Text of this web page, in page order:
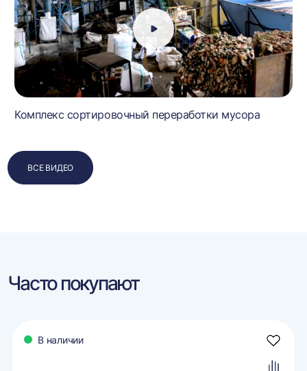
Комплекс сортировочный переработки мусора
ВСЕ ВИДЕО
Часто покупают
В наличии